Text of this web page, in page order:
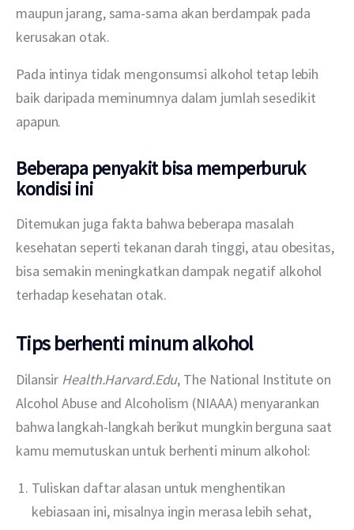
maupun jarang, sama-sama akan berdampak pada
kerusakan otak.
Pada intinya tidak mengonsumsi alkohol tetap lebih
baik daripada meminumnya dalam jumlah sesedikit
apapun.
Beberapa penyakit bisa memperburuk
kondisi ini
Ditemukan juga fakta bahwa beberapa masalah
kesehatan seperti tekanan darah tinggi, atau obesitas,
bisa semakin meningkatkan dampak negatif alkohol
terhadap kesehatan otak.
Tips berhenti minum alkohol
Dilansir Health.Harvard.Edu, The National Institute on
Alcohol Abuse and Alcoholism (NIAAA) menyarankan
bahwa langkah-langkah berikut mungkin berguna saat
kamu memutuskan untuk berhenti minum alkohol:
Tuliskan daftar alasan untuk menghentikan
kebiasaan ini, misalnya ingin merasa lebih sehat,